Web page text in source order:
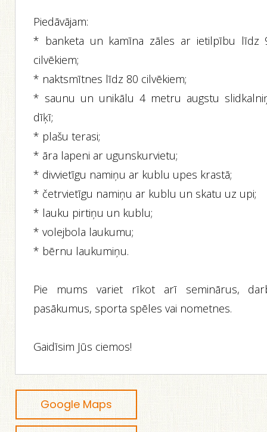
Piedāvājam:
* banketa un kamīna zāles ar ietilpību līdz
cilvēkiem;
* naktsmītnes līdz 80 cilvēkiem;
* saunu un unikālu 4 metru augstu
dīķī;
* plašu terasi;
* āra lapeni ar ugunskurvietu;
* divvietīgu namiņu ar kublu upes krastā;
* četrvietīgu namiņu ar kublu un skatu uz upi;
* lauku pirtiņu un kublu;
* volejbola laukumu;
* bērnu laukumiņu.
Pie mums variet rīkot arī seminārus,
pasākumus, sporta spēles vai nometnes.
Gaidīsim Jūs ciemos!
Google Maps